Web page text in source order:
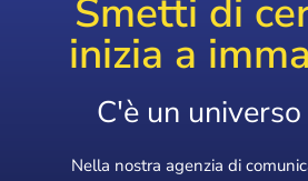
Smetti di
inizia a
C'è un
Nella nostra agenzia di